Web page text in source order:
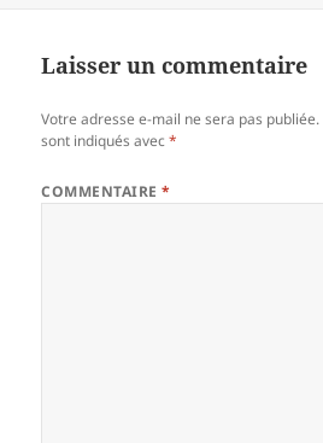
Laisser un commentaire
Votre adresse e-mail ne sera pas publiée.
sont indiqués avec*
COMMENTAIRE*